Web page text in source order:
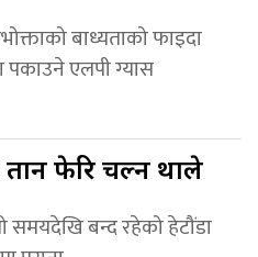
बाध्यताको फाइदा
पकाउने एलपी ग्यास
तान फेरि चल्न थाले
समयदेखि बन्द रहेको हेटौंडा